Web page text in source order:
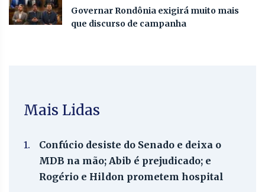
Governar Rondônia exigirá muito mais
que discurso de campanha
Mais Lidas
1.
Confúcio desiste do Senado e deixa o
MDB na mão; Abib é prejudicado; e
Rogério e Hildon prometem hospital